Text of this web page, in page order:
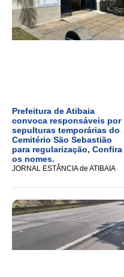
Prefeitura de Atibaia
convoca responsáveis por
sepulturas temporárias do
Cemitério São Sebastião
para regularização, Confira
os nomes.
JORNAL ESTÂNCIA de ATIBAIA